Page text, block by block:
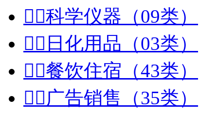
科学仪器（09类）
 日化用品（03类）
餐饮住宿（43类）
广告销售（35类）